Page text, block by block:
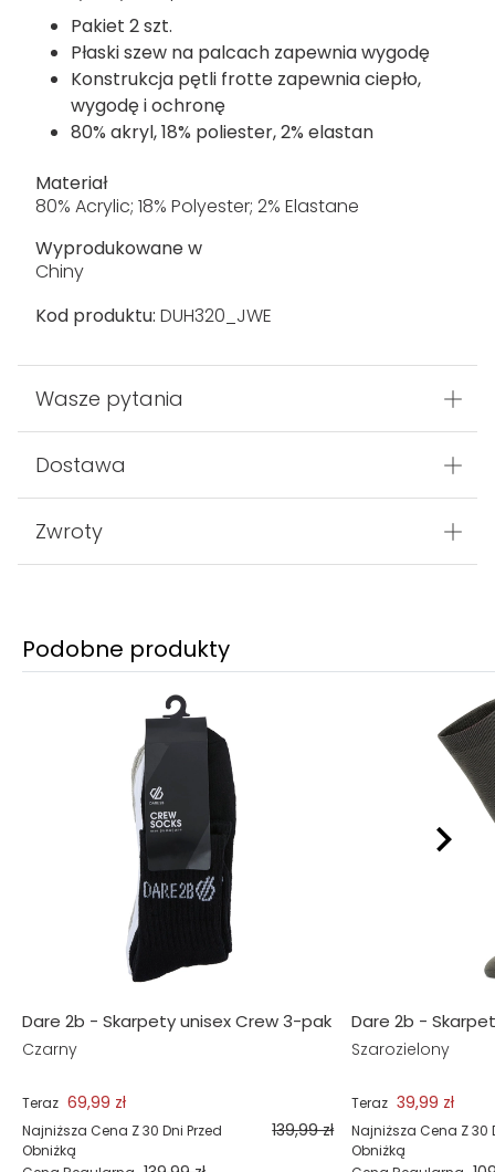
Pakiet 2 szt.
Płaski szew na palcach zapewnia wygodę
Konstrukcja pętli frotte zapewnia ciepło,
wygodę i ochronę
80% akryl, 18% poliester, 2% elastan
Materiał
80% Acrylic; 18% Polyester; 2% Elastane
Wyprodukowane w
Chiny
Kod produktu: DUH320_JWE
Wasze pytania
Dostawa
Zwroty
Podobne produkty
Dare 2b - Skarpety unisex Crew 3-pak
Czarny
Teraz 69,99 zł
Najniższa Cena Z 30 Dni Przed
Obniżką
139,99 zł
Dare 2b -
Szarozielony
Teraz 39,99 zł
Najniższa Cena Z 30
Obniżką